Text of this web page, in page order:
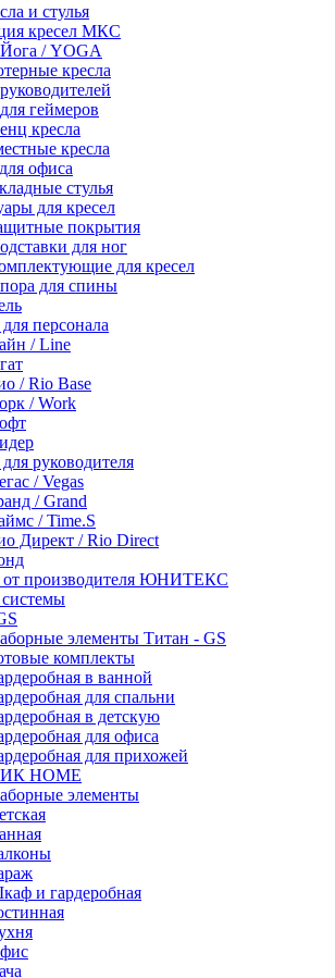
и стулья
кресел МКС
/ YOGA
кресла
геймеров
кресла
кресла
офиса
стулья
для кресел
покрытия
для ног
для кресел
для спины
персонала
/ Line
/ Rio Base
/ Work
руководителя
/ Vegas
/ Grand
/ Time.S
Директ / Rio Direct
от производителя ЮНИТЕКС
элементы Титан - GS
комплекты
в ванной
для спальни
в детскую
для офиса
для прихожей
HOME
элементы
и гардеробная